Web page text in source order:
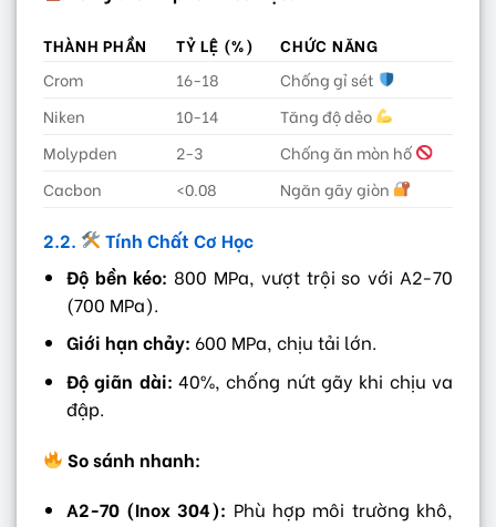
THÀNH PHẦN TỶ LỆ (%)
CHỨC NĂNG
Crom
16-18
Chống gỉ sét
Niken
10-14
Tăng độ dẻo
Molypden
2-3
Chống ăn mòn hố
Cacbon
<0.08 Ngăn gãy giòn
2.2.
Tính Chất Cơ Học
Độ bền kéo: 800 MPa, vượt trội so với A2-70
(700 MPa).
Giới hạn chảy: 600 MPa, chịu tải lớn.
Độ giãn dài: 40%, chống nứt gãy khi chịu va
đập.
So sánh nhanh:
A2-70 (Inox 304): Phù hợp môi trường khô,